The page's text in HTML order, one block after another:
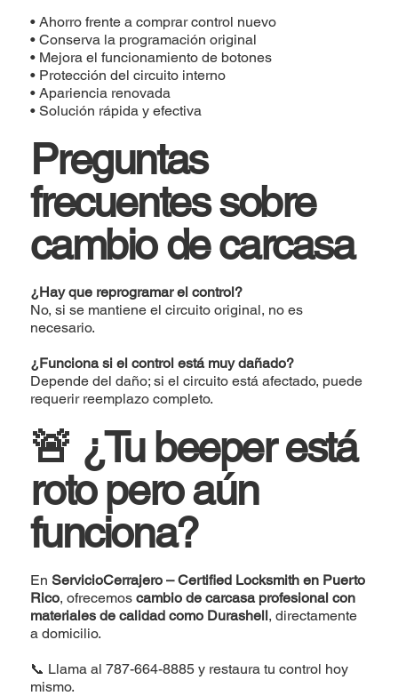
• Ahorro frente a comprar control nuevo
• Conserva la programación original
• Mejora el funcionamiento de botones
• Protección del circuito interno
• Apariencia renovada
• Solución rápida y efectiva
Preguntas
frecuentes sobre
cambio de carcasa
¿Hay que reprogramar el control?
No, si se mantiene el circuito original, no es
necesario.
¿Funciona si el control está muy dañado?
Depende del daño; si el circuito está afectado, puede
requerir reemplazo completo.
🚨 ¿Tu beeper está
roto pero aún
funciona?
EnServicioCerrajero – Certified Locksmith en Puerto
Rico, ofrecemoscambio de carcasa profesional con
materiales de calidad como Durashell, directamente
a domicilio.
📞 Llama al787-664-8885 y restaura tu control hoy
mismo.